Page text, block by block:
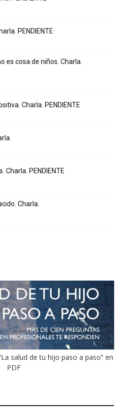
PENDIENTE
es cosa de niños. Charla.
Charla. PENDIENTE
Charla. PENDIENTE
Charla.
salud de tu hijo paso a paso” en
PDF